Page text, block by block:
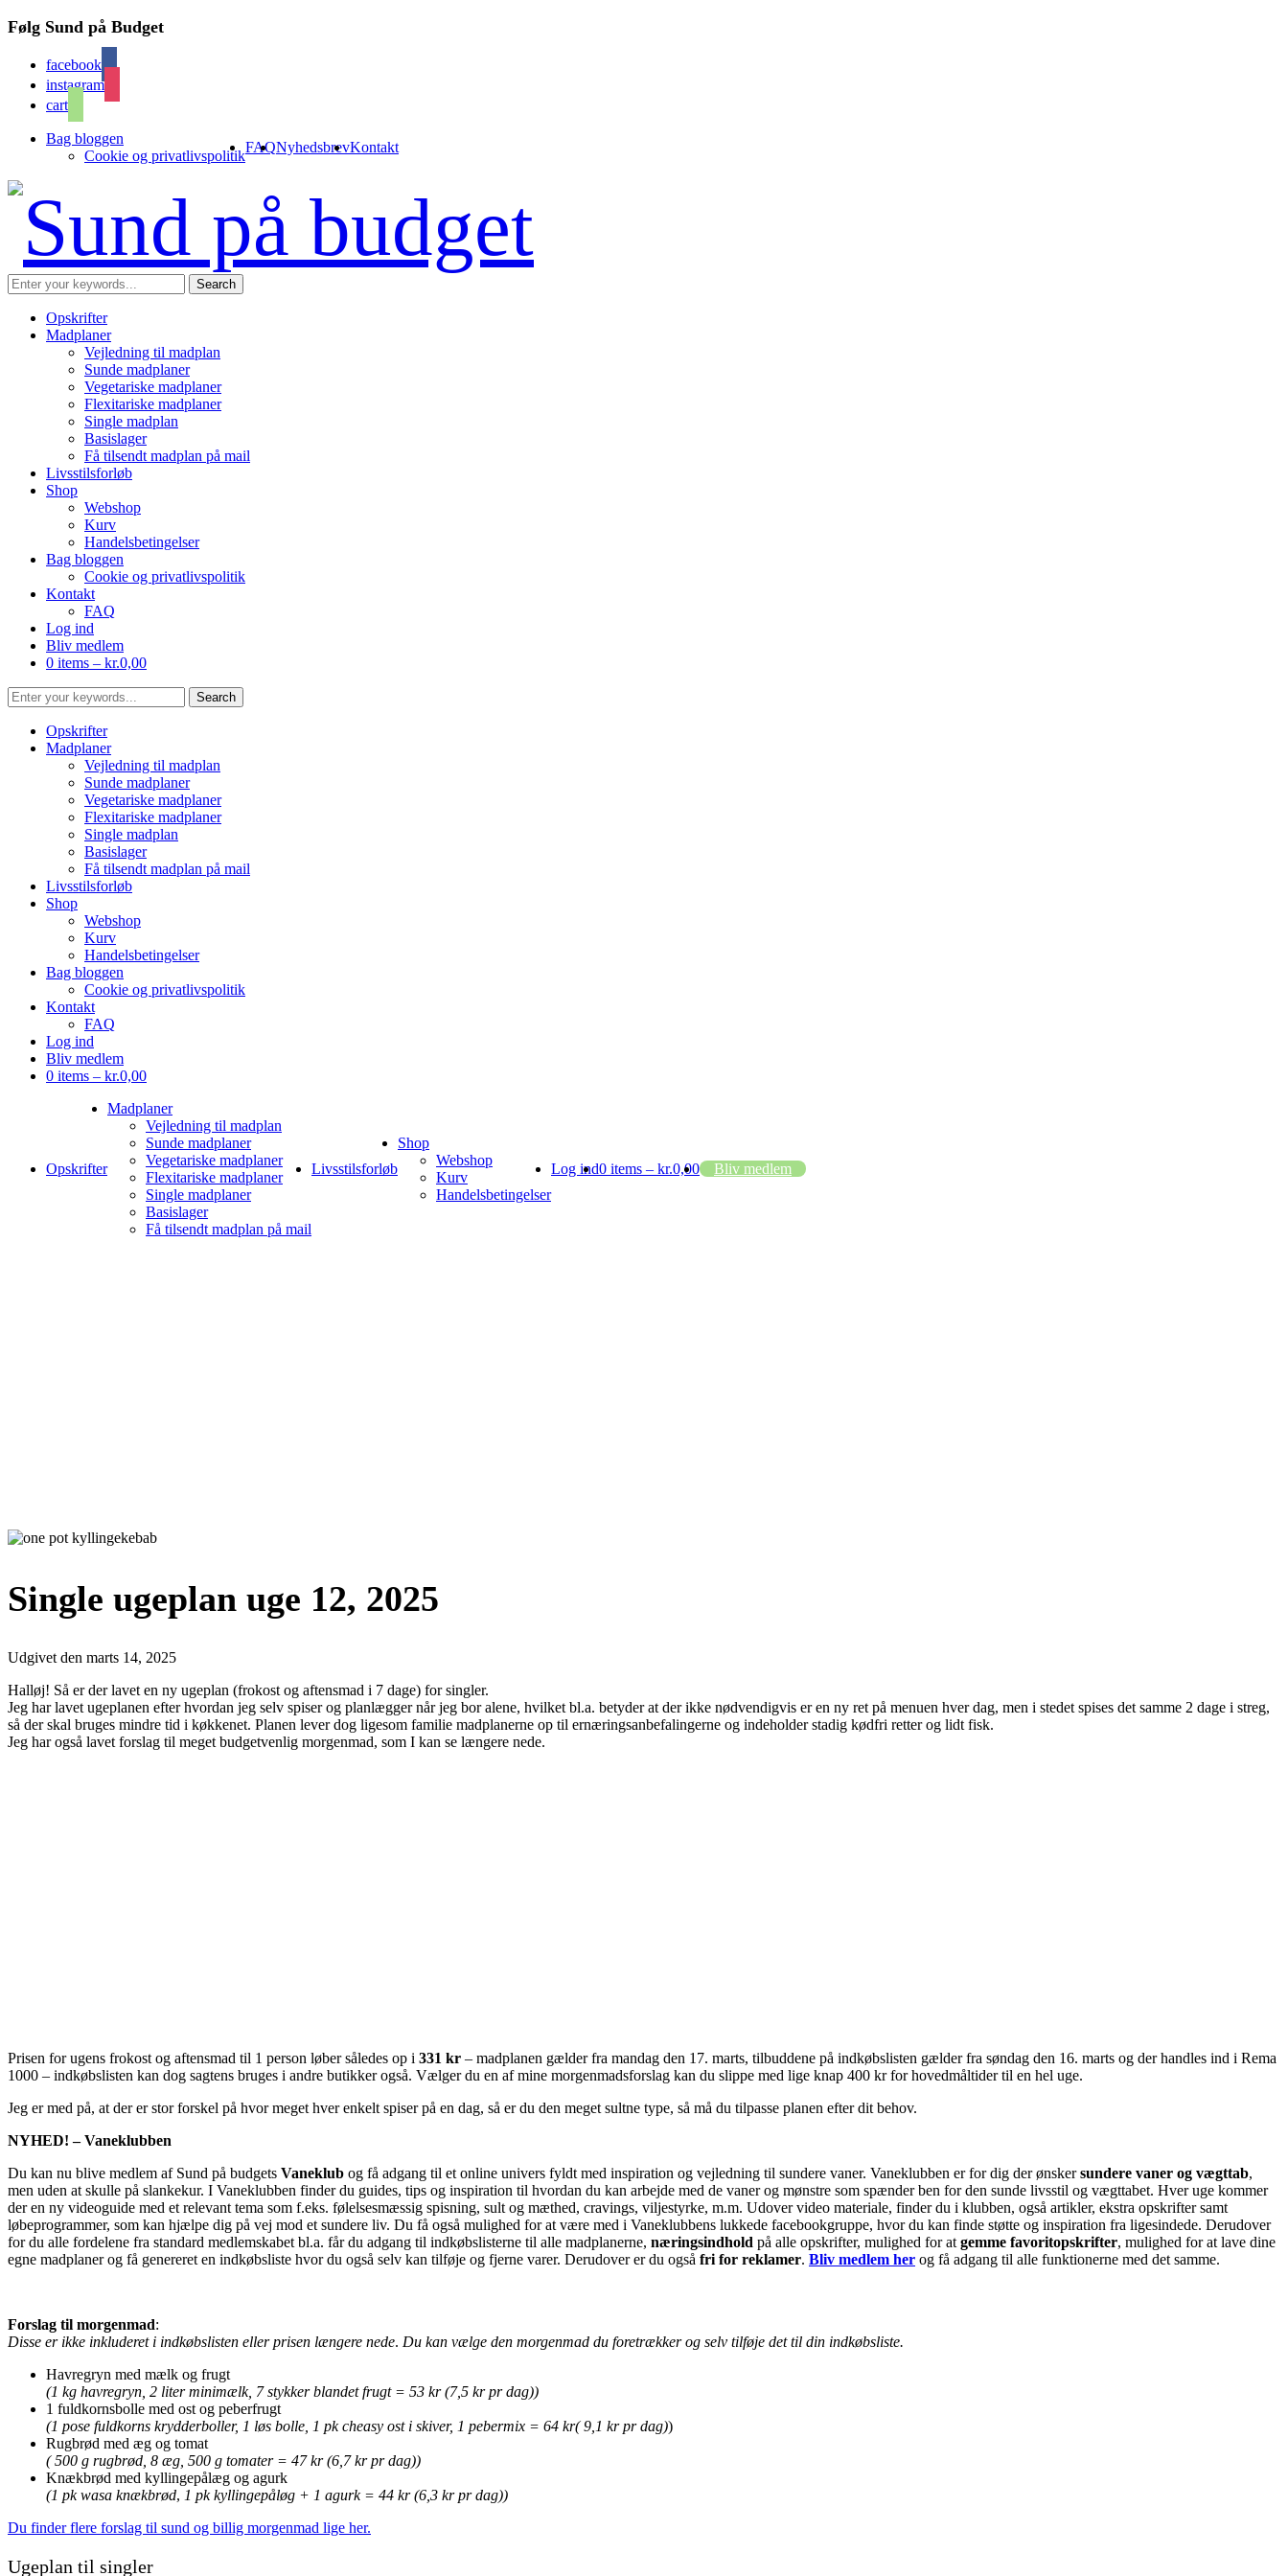
Følg Sund på Budget
facebook
instagram
cart
Bag bloggen
Cookie og privatlivspolitik
FAQNyhedsbrevKontakt
Opskrifter
Madplaner
Vejledning til madplan
Sunde madplaner
Vegetariske madplaner
Flexitariske madplaner
Single madplan
Basislager
Få tilsendt madplan på mail
Livsstilsforløb
Shop
Webshop
Kurv
Handelsbetingelser
Bag bloggen
Cookie og privatlivspolitik
Kontakt
FAQ
Log ind
Bliv medlem
0 items – kr.0,00
Opskrifter
Madplaner
Vejledning til madplan
Sunde madplaner
Vegetariske madplaner
Flexitariske madplaner
Single madplan
Basislager
Få tilsendt madplan på mail
Livsstilsforløb
Shop
Webshop
Kurv
Handelsbetingelser
Bag bloggen
Cookie og privatlivspolitik
Kontakt
FAQ
Log ind
Bliv medlem
0 items – kr.0,00
Opskrifter
Madplaner
Vejledning til madplan
Sunde madplaner
Vegetariske madplaner
Flexitariske madplaner
Single madplaner
Basislager
Få tilsendt madplan på mail
Livsstilsforløb
Shop
Webshop
Kurv
Handelsbetingelser
Log ind Bliv medlem
0 items – kr.0,00
Single ugeplan uge 12, 2025
Udgivet den marts 14, 2025
Halløj! Så er der lavet en ny ugeplan (frokost og aftensmad i 7 dage) for singler.
Jeg har lavet ugeplanen efter hvordan jeg selv spiser og planlægger når jeg bor alene, hvilket bl.a. betyder at der ikke nødvendigvis er en ny ret på menuen hver dag, men i stedet spises det samme 2 dage i streg,
så der skal bruges mindre tid i køkkenet. Planen lever dog ligesom familie madplanerne op til ernæringsanbefalingerne og indeholder stadig kødfri retter og lidt fisk.
Jeg har også lavet forslag til meget budgetvenlig morgenmad, som I kan se længere nede.
Prisen for ugens frokost og aftensmad til 1 person løber således op i 331 kr – madplanen gælder fra mandag den 17. marts, tilbuddene på indkøbslisten gælder fra søndag den 16. marts og der handles ind i Rema
1000 – indkøbslisten kan dog sagtens bruges i andre butikker også. Vælger du en af mine morgenmadsforslag kan du slippe med lige knap 400 kr for hovedmåltider til en hel uge.
Jeg er med på, at der er stor forskel på hvor meget hver enkelt spiser på en dag, så er du den meget sultne type, så må du tilpasse planen efter dit behov.
NYHED! – Vaneklubben
Du kan nu blive medlem af Sund på budgets Vaneklub og få adgang til et online univers fyldt med inspiration og vejledning til sundere vaner. Vaneklubben er for dig der ønskersundere vaner og vægttab,
men uden at skulle på slankekur. I Vaneklubben finder du guides, tips og inspiration til hvordan du kan arbejde med de vaner og mønstre som spænder ben for den sunde livsstil og vægttabet. Hver uge kommer
der en ny videoguide med et relevant tema som f.eks. følelsesmæssig spisning, sult og mæthed, cravings, viljestyrke, m.m. Udover video materiale, finder du i klubben, også artikler, ekstra opskrifter samt
løbeprogrammer, som kan hjælpe dig på vej mod et sundere liv. Du få også mulighed for at være med i Vaneklubbens lukkede facebookgruppe, hvor du kan finde støtte og inspiration fra ligesindede. Derudover
for du alle fordelene fra standard medlemskabet bl.a. får du adgang til indkøbslisterne til alle madplanerne, næringsindhold på alle opskrifter, mulighed for at gemme favoritopskrifter, mulighed for at lave dine
egne madplaner og få genereret en indkøbsliste hvor du også selv kan tilføje og fjerne varer. Derudover er du også fri for reklamer. Bliv medlem her og få adgang til alle funktionerne med det samme.
Forslag til morgenmad:
Disse er ikke inkluderet i indkøbslisten eller prisen længere nede. Du kan vælge den morgenmad du foretrækker og selv tilføje det til din indkøbsliste.
Havregryn med mælk og frugt
(1 kg havregryn, 2 liter minimælk, 7 stykker blandet frugt = 53 kr (7,5 kr pr dag))
1 fuldkornsbolle med ost og peberfrugt
(1 pose fuldkorns krydderboller, 1 løs bolle, 1 pk cheasy ost i skiver, 1 pebermix = 64 kr( 9,1 kr pr dag))
Rugbrød med æg og tomat
( 500 g rugbrød, 8 æg, 500 g tomater = 47 kr (6,7 kr pr dag))
Knækbrød med kyllingepålæg og agurk
(1 pk wasa knækbrød, 1 pk kyllingepåløg + 1 agurk = 44 kr (6,3 kr pr dag))
Du finder flere forslag til sund og billig morgenmad lige her.
Ugeplan til singler